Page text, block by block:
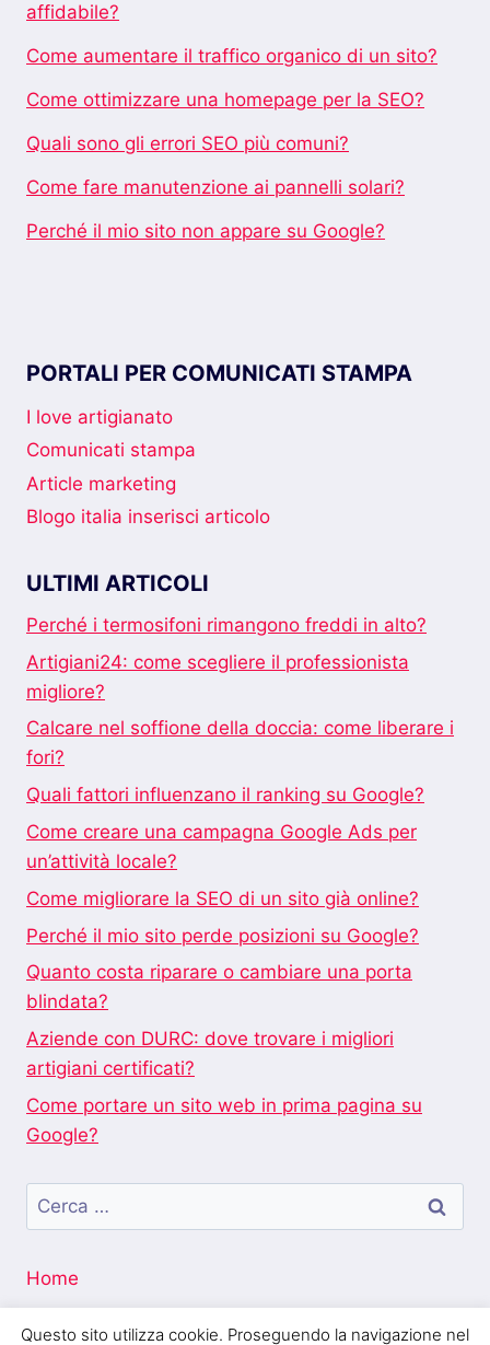
affidabile?
Come aumentare il traffico organico di un sito?
Come ottimizzare una homepage per la SEO?
Quali sono gli errori SEO più comuni?
Come fare manutenzione ai pannelli solari?
Perché il mio sito non appare su Google?
PORTALI PER COMUNICATI STAMPA
I love artigianato
Comunicati stampa
Article marketing
Blogo italia inserisci articolo
ULTIMI ARTICOLI
Perché i termosifoni rimangono freddi in alto?
Artigiani24: come scegliere il professionista
migliore?
Calcare nel soffione della doccia: come liberare i
fori?
Quali fattori influenzano il ranking su Google?
Come creare una campagna Google Ads per
un’attività locale?
Come migliorare la SEO di un sito già online?
Perché il mio sito perde posizioni su Google?
Quanto costa riparare o cambiare una porta
blindata?
Aziende con DURC: dove trovare i migliori
artigiani certificati?
Come portare un sito web in prima pagina su
Google?
Ricerca
per:
Home
Questo sito utilizza cookie. Proseguendo la navigazione nel